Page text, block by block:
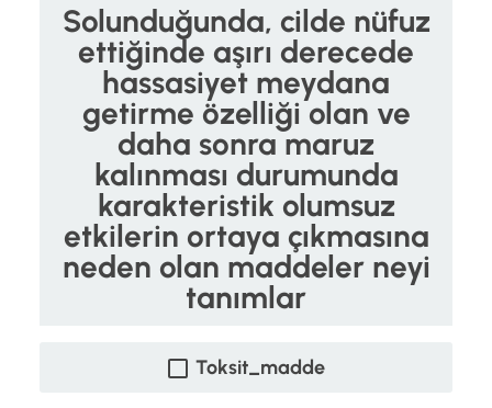
Solunduğunda, cilde nüfuz
ettiğinde aşırı derecede
hassasiyet meydana
getirme özelliği olan ve
daha sonra maruz
kalınması durumunda
karakteristik olumsuz
etkilerin ortaya çıkmasına
neden olan maddeler neyi
tanımlar
Toksit_madde